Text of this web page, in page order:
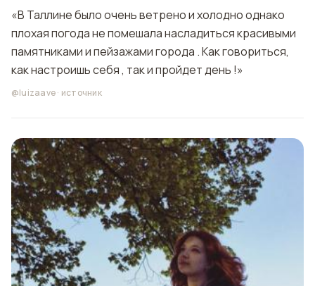
«В Таллине было очень ветрено и холодно однако
плохая погода не помешала насладиться красивыми
памятниками и пейзажами города . Как говориться,
как настроишь себя , так и пройдет день !»
@luizaave· источник